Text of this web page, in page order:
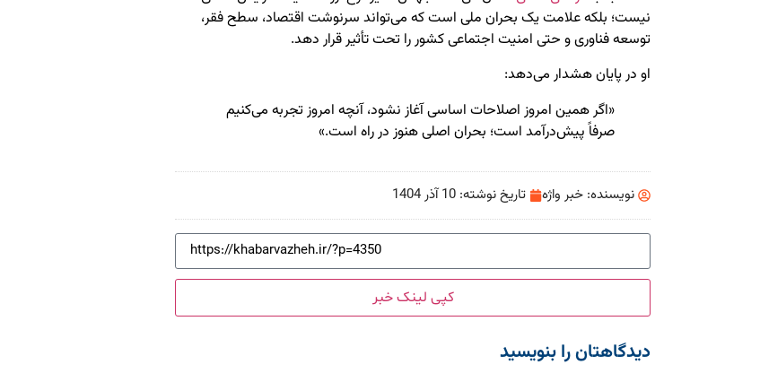
نیست؛ بلکه علامت یک بحران ملی است که می‌تواند سرنوشت اقتصاد، سطح فقر،
توسعه فناوری و حتی امنیت اجتماعی کشور را تحت تأثیر قرار دهد.
او در پایان هشدار می‌دهد:
«اگر همین امروز اصلاحات اساسی آغاز نشود، آنچه امروز تجربه می‌کنیم
صرفاً پیش‌درآمد است؛ بحران اصلی هنوز در راه است.»
نویسنده: خبر واژه تاریخ نوشته: 10 آذر 1404
کپی لینک خبر
دیدگاهتان را بنویسید